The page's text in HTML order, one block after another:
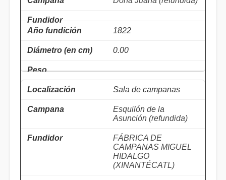
1822
0.00
Sala de campanas
Esquilón de la
Asunción (refundida)
FÁBRICA DE
CAMPANAS MIGUEL
HIDALGO
(XINANTÉCATL)